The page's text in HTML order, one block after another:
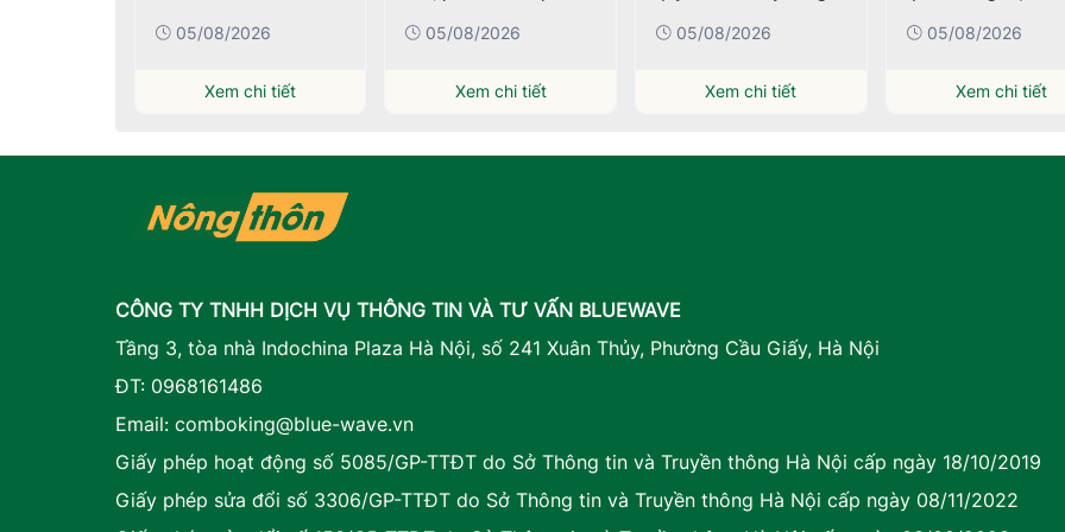
05/08/2026
Xem chi tiết
05/08/2026
Xem chi tiết
05/08/2026
Xem chi tiết
05/08/2026
Xem chi tiết
CÔNG TY TNHH DỊCH VỤ THÔNG TIN VÀ TƯ VẤN BLUEWAVE
Tầng 3, tòa nhà Indochina Plaza Hà Nội, số 241 Xuân Thủy, Phường Cầu Giấy, Hà Nội
ĐT: 0968161486
Email: comboking@blue-wave.vn
Giấy phép hoạt động số 5085/GP-TTĐT do Sở Thông tin và Truyền thông Hà Nội cấp ngày 18/10/2019
Giấy phép sửa đổi số 3306/GP-TTĐT do Sở Thông tin và Truyền thông Hà Nội cấp ngày 08/11/2022